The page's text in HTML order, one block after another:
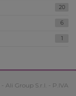
20
6
1
Ali Group S.r.l. - P.IVA